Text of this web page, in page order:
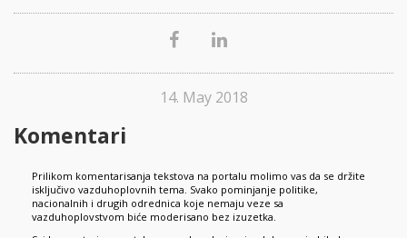
14. May 2018
Komentari
Prilikom komentarisanja tekstova na portalu molimo vas da se držite
isključivo vazduhoplovnih tema. Svako pominjanje politike,
nacionalnih i drugih odrednica koje nemaju veze sa
vazduhoplovstvom biće moderisano bez izuzetka.